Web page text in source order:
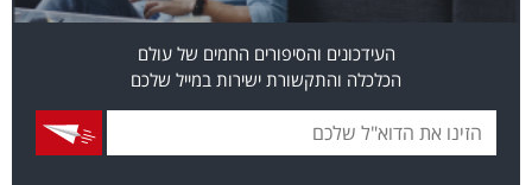
העידכונים והסיפורים החמים של עולם
הכלכלה והתקשורת ישירות במייל שלכם